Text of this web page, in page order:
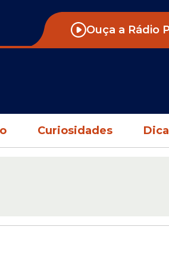
Ouça a Rádio
Curiosidades